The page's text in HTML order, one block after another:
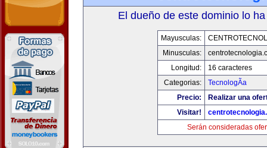
El dueño de este dominio lo
Mayusculas:
Minusculas:
Longitud:
16 caracteres
Categorias:
TecnologÃ­a
Precio:
Realizar una
Visitar!
Serán consideradas